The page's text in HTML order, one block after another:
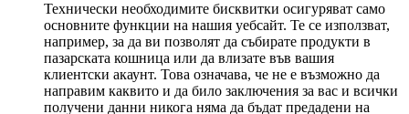
Технически необходимите бисквитки осигуряват само
основните функции на нашия уебсайт. Те се използват,
например, за да ви позволят да събирате продукти в
пазарската кошница или да влизате във вашия
клиентски акаунт. Това означава, че не е възможно да
направим каквито и да било заключения за вас и всички
получени данни никога няма да бъдат предадени на